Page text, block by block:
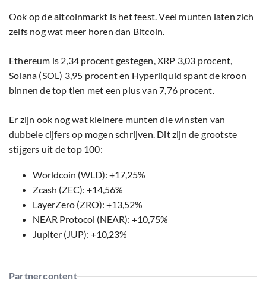
Ook op de altcoinmarkt is het feest. Veel munten laten zich
zelfs nog wat meer horen dan Bitcoin.
Ethereum is 2,34 procent gestegen, XRP 3,03 procent,
Solana (SOL) 3,95 procent en Hyperliquid spant de kroon
binnen de top tien met een plus van 7,76 procent.
Er zijn ook nog wat kleinere munten die winsten van
dubbele cijfers op mogen schrijven. Dit zijn de grootste
stijgers uit de top 100:
Worldcoin (WLD): +17,25%
Zcash (ZEC): +14,56%
LayerZero (ZRO): +13,52%
NEAR Protocol (NEAR): +10,75%
Jupiter (JUP): +10,23%
Partnercontent